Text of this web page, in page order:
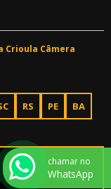
Crioula Câmera
RS PE BA
chamar no
WhatsApp